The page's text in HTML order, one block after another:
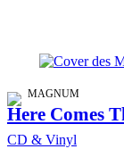
MAGNUM
Here Comes
CD & Vinyl